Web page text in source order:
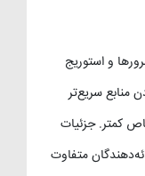
و استوریج
منابع سریع‌تر
کمتر. جزئیات
متفاوت